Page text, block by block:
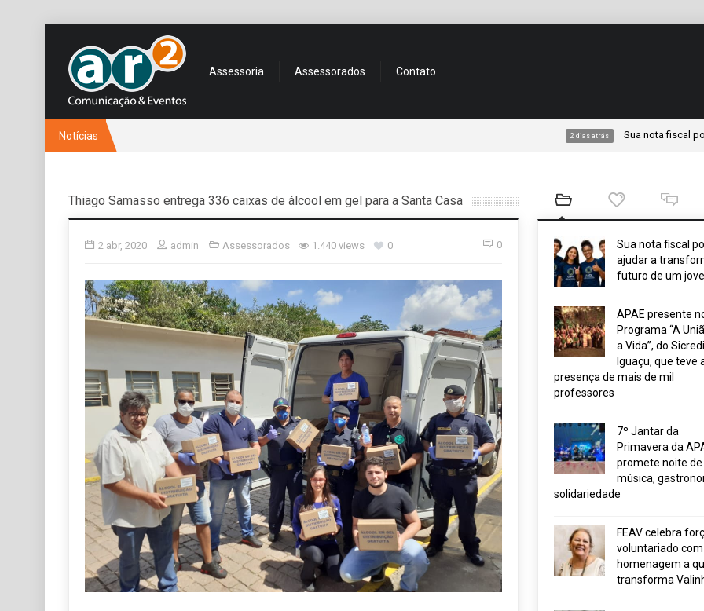
Assessoria Assessorados Contato
Notícias Sua nota fiscal pode
Thiago Samasso entrega 336 caixas de álcool em gel para a Santa Casa
2 abr, 2020 admin Assessorados 1.440 views 0 0
Sua nota fiscal
ajudar a
futuro de um
APAE presente
Programa “A
a Vida”, do Sicredi
Iguaçu, que teve
presença de mais de mil
professores
7º Jantar da
Primavera da
promete noite de
música,
solidariedade
FEAV celebra
voluntariado com
homenagem a
transforma